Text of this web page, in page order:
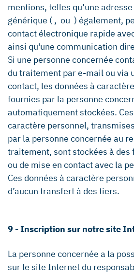
mentions, telles qu’une
générique ( , ou ) également,
contact électronique rapide
ainsi qu'une communication
Si une personne concernée
du traitement par e-mail ou via
contact, les données à
fournies par la personne
automatiquement stockées.
caractère personnel,
par la personne concernée au
traitement, sont stockées à
ou de mise en contact avec la
Ces données à caractère
d’aucun transfert à des tiers.
9 - Inscription sur notre site
La personne concernée a la
sur le site Internet du